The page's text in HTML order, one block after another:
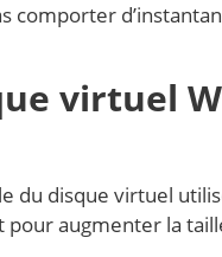
comporter
virtuel
du disque virtuel
pour augmenter la